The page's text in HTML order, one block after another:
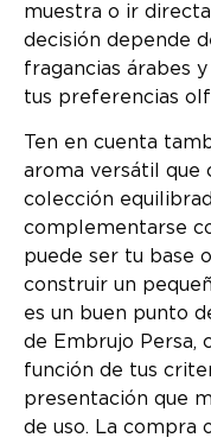
muestra o ir
decisión depende
fragancias árabes
tus preferencias
Ten en cuenta
aroma versátil que
colección
complementarse
puede ser tu base
construir un
es un buen punto
de Embrujo Persa,
función de tus
presentación que
de uso. La compra